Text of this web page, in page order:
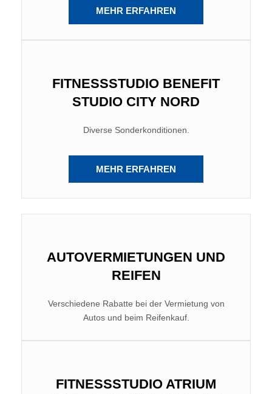
MEHR ERFAHREN
FITNESSSTUDIO BENEFIT
STUDIO CITY NORD
Diverse Sonderkonditionen.
MEHR ERFAHREN
AUTOVERMIETUNGEN UND
REIFEN
Verschiedene Rabatte bei der Vermietung von
Autos und beim Reifenkauf.
FITNESSSTUDIO ATRIUM